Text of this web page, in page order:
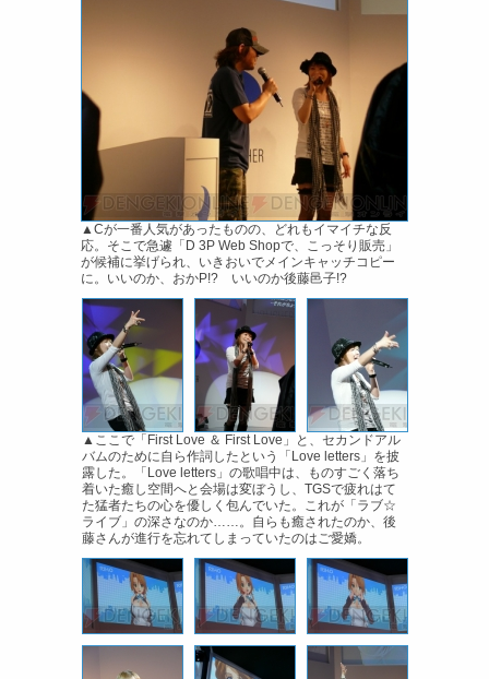
▲Cが一番人気があったものの、どれもイマイチな反
応。そこで急遽「D 3P Web Shopで、こっそり販売」
が候補に挙げられ、いきおいでメインキャッチコピー
に。いいのか、おかP!? いいのか後藤邑子!?
▲ここで「First Love ＆ First Love」と、セカンドアル
バムのために自ら作詞したという「Love letters」を披
露した。「Love letters」の歌唱中は、ものすごく落ち
着いた癒し空間へと会場は変ぼうし、TGSで疲れはて
た猛者たちの心を優しく包んでいた。これが「ラブ☆
ライブ」の深さなのか……。自らも癒されたのか、後
藤さんが進行を忘れてしまっていたのはご愛嬌。